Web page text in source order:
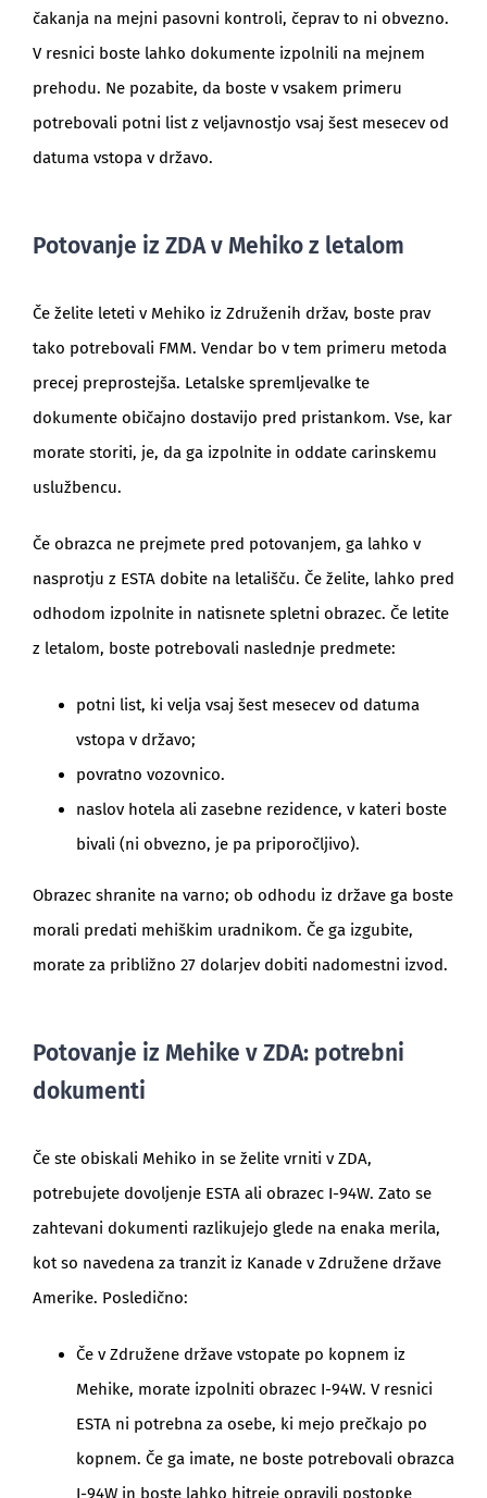
čakanja na mejni pasovni kontroli, čeprav to ni obvezno.
V resnici boste lahko dokumente izpolnili na mejnem
prehodu. Ne pozabite, da boste v vsakem primeru
potrebovali potni list z veljavnostjo vsaj šest mesecev od
datuma vstopa v državo.
Potovanje iz ZDA v Mehiko z letalom
Če želite leteti v Mehiko iz Združenih držav, boste prav
tako potrebovali FMM. Vendar bo v tem primeru metoda
precej preprostejša. Letalske spremljevalke te
dokumente običajno dostavijo pred pristankom. Vse, kar
morate storiti, je, da ga izpolnite in oddate carinskemu
uslužbencu.
Če obrazca ne prejmete pred potovanjem, ga lahko v
nasprotju z ESTA dobite na letališču. Če želite, lahko pred
odhodom izpolnite in natisnete spletni obrazec. Če letite
z letalom, boste potrebovali naslednje predmete:
potni list, ki velja vsaj šest mesecev od datuma
vstopa v državo;
povratno vozovnico.
naslov hotela ali zasebne rezidence, v kateri boste
bivali (ni obvezno, je pa priporočljivo).
Obrazec shranite na varno; ob odhodu iz države ga boste
morali predati mehiškim uradnikom. Če ga izgubite,
morate za približno 27 dolarjev dobiti nadomestni izvod.
Potovanje iz Mehike v ZDA: potrebni
dokumenti
Če ste obiskali Mehiko in se želite vrniti v ZDA,
potrebujete dovoljenje ESTA ali obrazec I-94W. Zato se
zahtevani dokumenti razlikujejo glede na enaka merila,
kot so navedena za tranzit iz Kanade v Združene države
Amerike. Posledično:
Če v Združene države vstopate po kopnem iz
Mehike, morate izpolniti obrazec I-94W. V resnici
ESTA ni potrebna za osebe, ki mejo prečkajo po
kopnem. Če ga imate, ne boste potrebovali obrazca
I-94W in boste lahko hitreje opravili postopke